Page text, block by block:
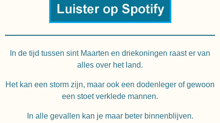
In de tijd tussen sint Maarten en driekoningen raast er van
alles over het land.
Het kan een storm zijn, maar ook een dodenleger of gewoon
een stoet verklede mannen.
In alle gevallen kan je maar beter binnenblijven.